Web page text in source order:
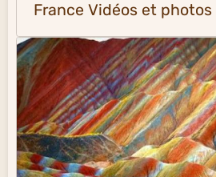
France Vidéos et photos